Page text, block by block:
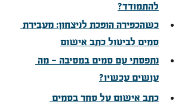
להתמודד?
כשהכפירה הופכת לניצחון: מעבירת
סמים לביטול כתב אישום
נתפסתי עם סמים במסיבה - מה
עושים עכשיו?
כתב אישום על סחר בסמים